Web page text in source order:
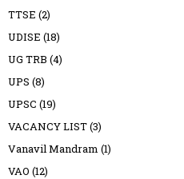
TTSE (2)
UDISE (18)
UG TRB (4)
UPS (8)
UPSC (19)
VACANCY LIST(3)
Vanavil Mandram (1)
VAO (12)